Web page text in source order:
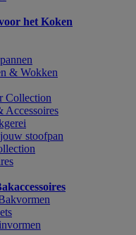
het Koken
& Wokken
Collection
Accessoires
stoofpan